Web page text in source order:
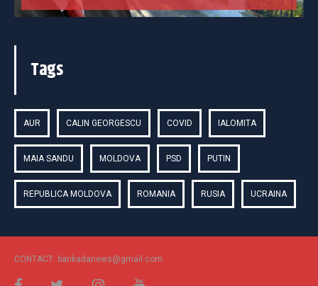
Tags
AUR CALIN GEORGESCU COVID IALOMITA
MAIA SANDU MOLDOVA PSD PUTIN
REPUBLICA MOLDOVA ROMANIA RUSIA UCRAINA
CONTACT: barikadanews@gmail.com